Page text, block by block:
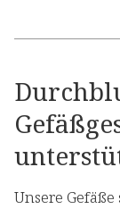
Unsere